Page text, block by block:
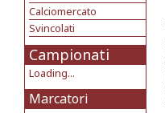
Calciomercato
Svincolati
Campionati
Loading...
Marcatori